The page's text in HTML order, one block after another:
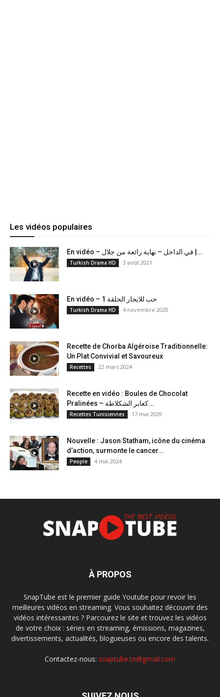
Les vidéos populaires
En vidéo – في الداخل – نهاية رائعة من جلال |...
Turkish Drama HD 3 août 2021
En vidéo – حب للايجار الحلقة 1
Turkish Drama HD 4 novembre 2020
Recette de Chorba Algéroise Traditionnelle:
Un Plat Convivial et Savoureux
Recettes 22 mars 2024
Recette en vidéo : Boules de Chocolat
Pralinées – كعابر الشكلاطة...
Recettes Tunisiennes 17 mai 2020
Nouvelle : Jason Statham, icône du cinéma
d’action, surmonte le cancer...
People 4 mai 2024
À PROPOS
SnapTube est le premier guide Youtube pour revoir les
meilleures vidéos en streaming. Vous souhaitez découvrir des
vidéos intéressantes ? Parcourez le site et trouvez les vidéos
de votre choix : séries en streaming, émissions, magazines,
divertissements, actualités, blogueuses ou encore des talents.
Contactez-nous: snaptube.tn@gmail.com